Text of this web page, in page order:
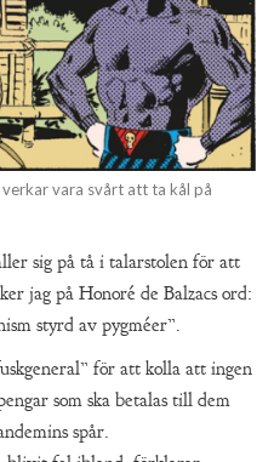
vara svårt att ta kål på
sig på tå i talarstolen för att
jag på Honoré de Balzacs ord:
styrd av pygméer”.
för att kolla att ingen
som ska betalas till dem
spår.